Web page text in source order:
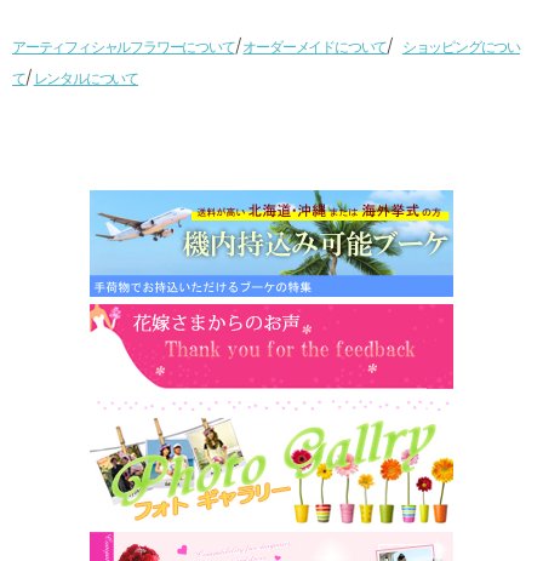
アーティフィシャルフラワーについて/オーダーメイドについて/ ショッピングについ
て/ レンタルについて